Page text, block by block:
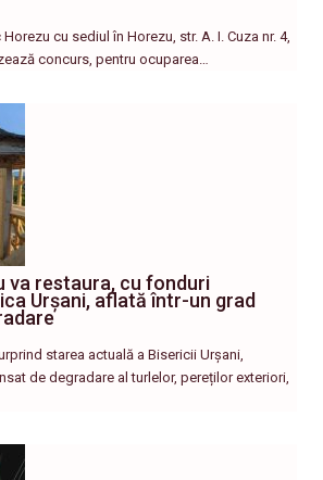
cu sediul în Horezu, str. A. I. Cuza nr. 4,
concurs, pentru ocuparea…
va restaura, cu fonduri
Urșani, aflată într-un grad
starea actuală a Bisericii Urșani,
de degradare al turlelor, pereților exteriori,